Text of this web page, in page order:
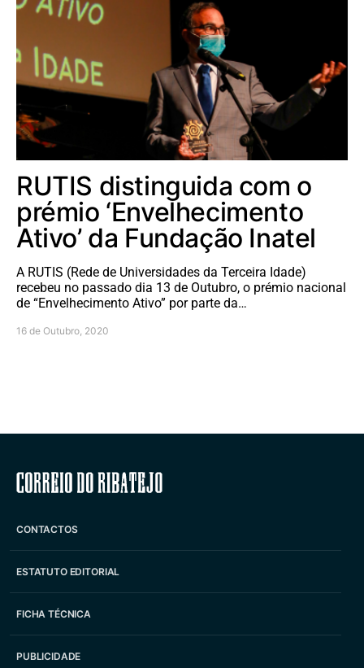
RUTIS distinguida com o
prémio ‘Envelhecimento
Ativo’ da Fundação Inatel
A RUTIS (Rede de Universidades da Terceira Idade)
recebeu no passado dia 13 de Outubro, o prémio nacional
de “Envelhecimento Ativo” por parte da…
16 de Outubro, 2020
Correio do Ribatejo
CONTACTOS
ESTATUTO EDITORIAL
FICHA TÉCNICA
PUBLICIDADE